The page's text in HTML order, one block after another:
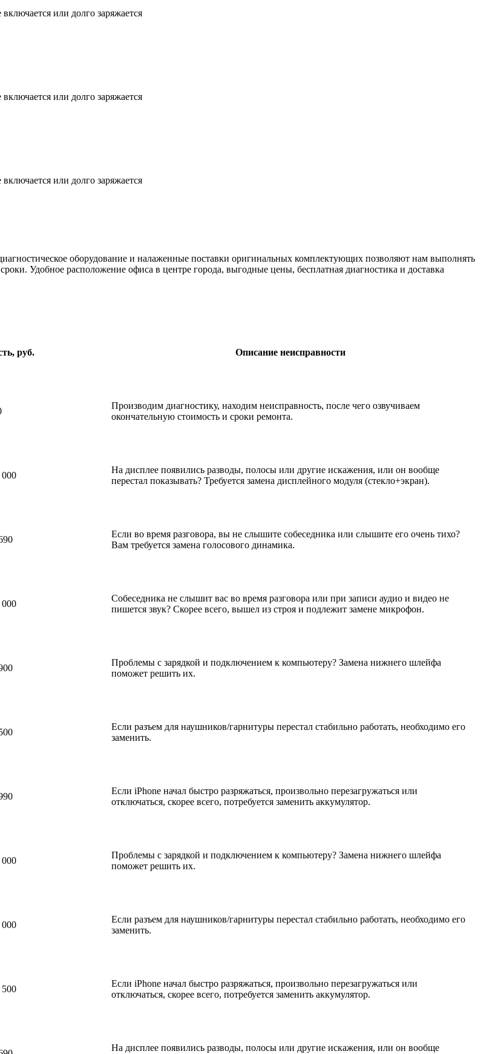
или долго заряжается
или долго заряжается
или долго заряжается
оборудование и налаженные поставки оригинальных комплектующих позволяют нам выполнять
Удобное расположение офиса в центре города, выгодные цены, бесплатная диагностика и доставка
руб. Описание неисправности
Производим диагностику, находим неисправность, после чего озвучиваем
окончательную стоимость и сроки ремонта.
000
На дисплее появились разводы, полосы или другие искажения, или он вообще
перестал показывать? Требуется замена дисплейного модуля (стекло+экран).
Если во время разговора, вы не слышите собеседника или слышите его очень тихо?
Вам требуется замена голосового динамика.
000
Собеседника не слышит вас во время разговора или при записи аудио и видео не
пишется звук? Скорее всего, вышел из строя и подлежит замене микрофон.
Проблемы с зарядкой и подключением к компьютеру? Замена нижнего шлейфа
поможет решить их.
Если разъем для наушников/гарнитуры перестал стабильно работать, необходимо его
заменить.
Если iPhone начал быстро разряжаться, произвольно перезагружаться или
отключаться, скорее всего, потребуется заменить аккумулятор.
000
Проблемы с зарядкой и подключением к компьютеру? Замена нижнего шлейфа
поможет решить их.
000
Если разъем для наушников/гарнитуры перестал стабильно работать, необходимо его
заменить.
500
Если iPhone начал быстро разряжаться, произвольно перезагружаться или
отключаться, скорее всего, потребуется заменить аккумулятор.
На дисплее появились разводы, полосы или другие искажения, или он вообще